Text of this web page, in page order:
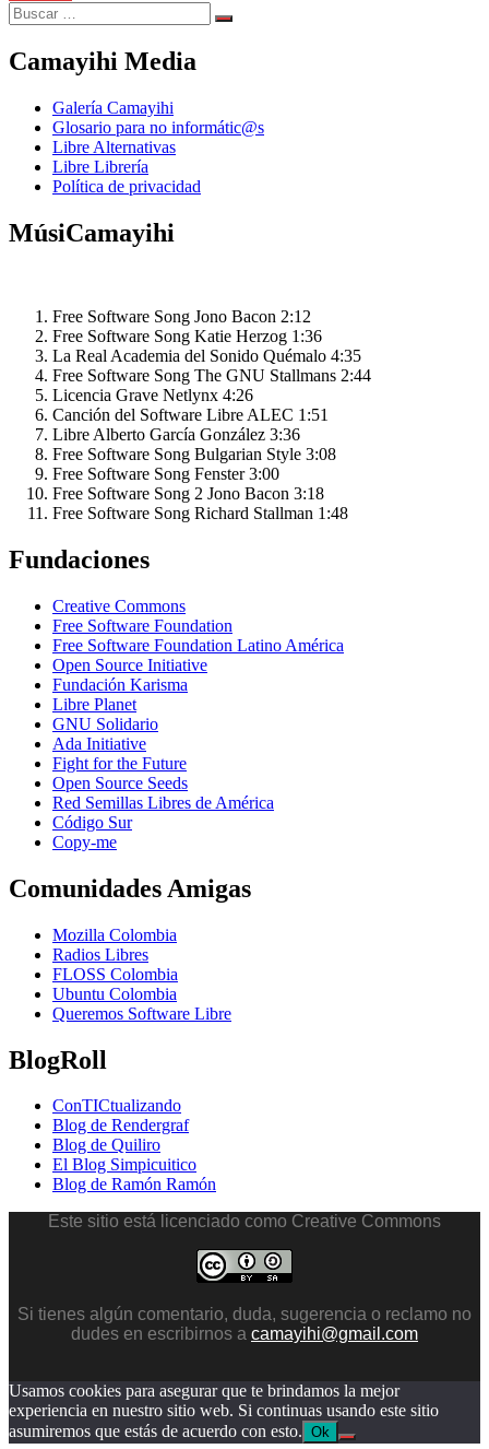
Search
for:
Search
Camayihi Media
Galería Camayihi
Glosario para no informátic@s
Libre Alternativas
Libre Librería
Política de privacidad
MúsiCamayihi
Free Software Song Jono Bacon 2:12
Free Software Song Katie Herzog 1:36
La Real Academia del Sonido Quémalo 4:35
Free Software Song The GNU Stallmans 2:44
Licencia Grave Netlynx 4:26
Canción del Software Libre ALEC 1:51
Libre Alberto García González 3:36
Free Software Song Bulgarian Style 3:08
Free Software Song Fenster 3:00
Free Software Song 2 Jono Bacon 3:18
Free Software Song Richard Stallman 1:48
Fundaciones
Creative Commons
Free Software Foundation
Free Software Foundation Latino América
Open Source Initiative
Fundación Karisma
Libre Planet
GNU Solidario
Ada Initiative
Fight for the Future
Open Source Seeds
Red Semillas Libres de América
официальный
лучшего
в
онлайн
казино
пин
ап
Código Sur
Copy-me
Comunidades Amigas
Mozilla Colombia
Radios Libres
FLOSS Colombia
Ubuntu Colombia
Queremos Software Libre
BlogRoll
ConTICtualizando
Blog de Rendergraf
Blog de Quiliro
El Blog Simpicuitico
Blog de Ramón Ramón
Este sitio está licenciado como Creative Commons
Si tienes algún comentario, duda, sugerencia o reclamo no
dudes en escribirnos a camayihi@gmail.com
Usamos cookies para asegurar que te brindamos la mejor
experiencia en nuestro sitio web. Si continuas usando este sitio
asumiremos que estás de acuerdo con esto. Ok